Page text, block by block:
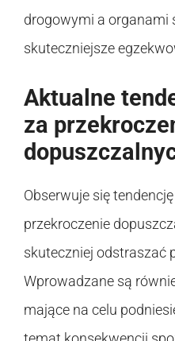
drogowymi a organami
skuteczniejsze
Aktualne
za
Obserwuje się
przekroczenie
skuteczniej odstraszać
Wprowadzane są
mające na celu